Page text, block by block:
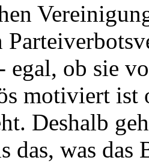
egal, ob sie
motiviert ist
Deshalb
das, was das